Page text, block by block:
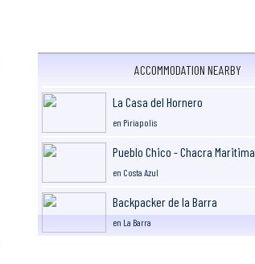
ACCOMMODATION NEARBY
La Casa del Hornero
en Piriapolis
Pueblo Chico - Chacra Maritima
en Costa Azul
Backpacker de la Barra
en La Barra